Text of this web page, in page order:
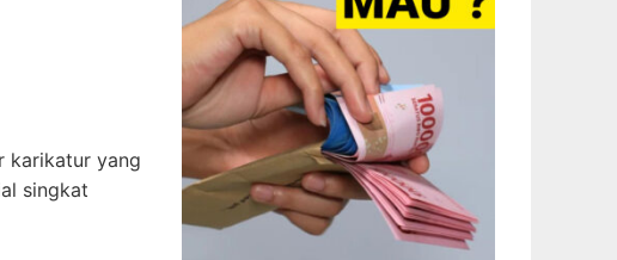
karikatur yang
singkat